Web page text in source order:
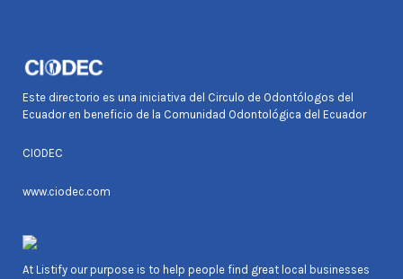
Este directorio es una iniciativa del Circulo de Odontólogos del
Ecuador en beneficio de la Comunidad Odontológica del Ecuador
CIODEC
www.ciodec.com
At Listify our purpose is to help people find great local businesses